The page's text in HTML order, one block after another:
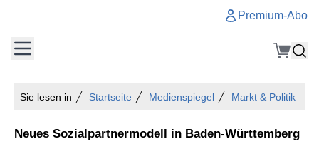
Premium-Abo
Sie lesen in Startseite Medienspiegel Markt & Politik
Neues Sozialpartnermodell in Baden-Württemberg